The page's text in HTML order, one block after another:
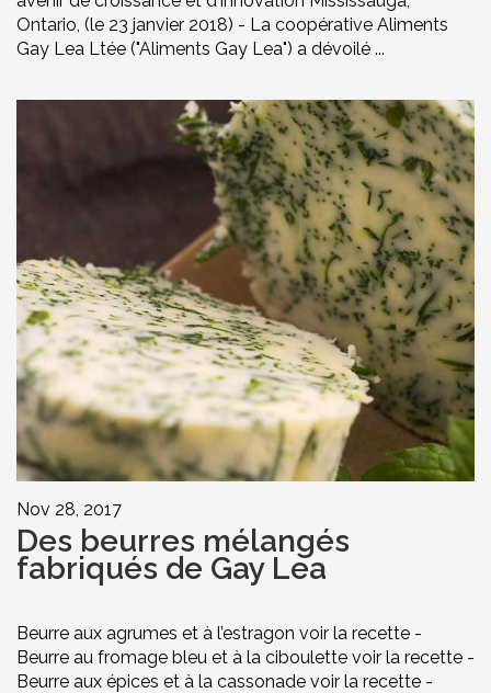
Ontario, (le 23 janvier 2018) - La coopérative Aliments
Gay Lea Ltée ("Aliments Gay Lea") a dévoilé ...
Nov 28, 2017
Des beurres mélangés
fabriqués de Gay Lea
Beurre aux agrumes et à l’estragon voir la recette -
Beurre au fromage bleu et à la ciboulette voir la recette -
Beurre aux épices et à la cassonade voir la recette -